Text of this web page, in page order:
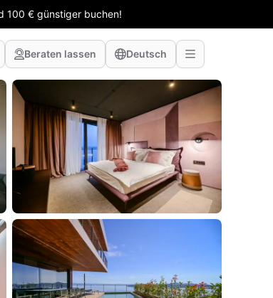
100 € günstiger buchen!
Beraten lassen Deutsch